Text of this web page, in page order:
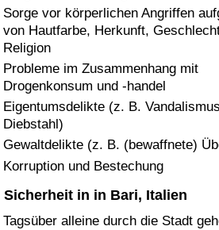
Sorge vor körperlichen Angriffen
von Hautfarbe, Herkunft,
Religion
Probleme im Zusammenhang mit
Drogenkonsum und -handel
Eigentumsdelikte (z. B.
Diebstahl)
Gewaltdelikte (z. B. (bewaffnete)
Korruption und Bestechung
Sicherheit in in Bari, Italien
Tagsüber alleine durch die Stadt
Gesundheitsversorgungs-Index
Umweltverschmutzung
Umweltverschmutzungs-Index
Verschmutzungsindex
Umweltverschmutzungs-Index
Verkehr